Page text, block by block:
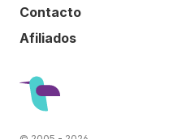
Contacto
Afiliados